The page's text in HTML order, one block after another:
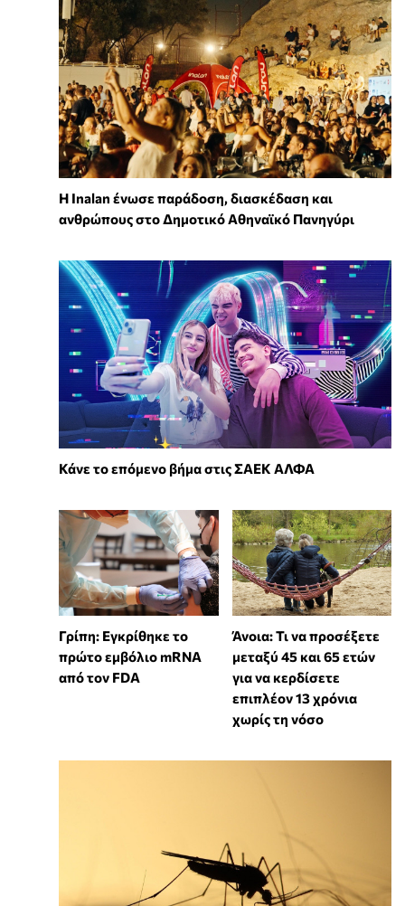
Η Inalan ένωσε παράδοση, διασκέδαση και
ανθρώπους στο Δημοτικό Αθηναϊκό Πανηγύρι
Κάνε το επόμενο βήμα στις ΣΑΕΚ ΑΛΦΑ
Γρίπη: Εγκρίθηκε το
πρώτο εμβόλιο mRNA
από τον FDA
Άνοια: Τι να προσέξετε
μεταξύ 45 και 65 ετών
για να κερδίσετε
επιπλέον 13 χρόνια
χωρίς τη νόσο